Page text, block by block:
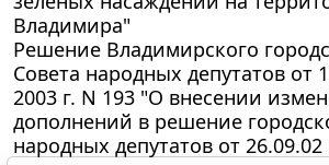
Владимира"
Решение Владимирского
Совета народных депутатов от
2003 г. N 193 "О внесении
дополнений в решение
народных депутатов от 26.09.02